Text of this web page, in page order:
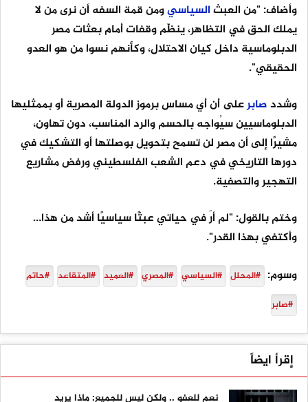
وأضاف: "من العبثالسياسيومن قمة السفه أن نرى من لا
يملك الحق في التظاهر، ينظّم وقفات أمام بعثات مصر
الدبلوماسية داخل كيان الاحتلال، وكأنهم نسوا من هو العدو
الحقيقي".
وشددصابرعلى أن أي مساس برموز الدولة المصرية أو بممثليها
الدبلوماسيين سيُواجه بالحسم والرد المناسب، دون تهاون،
مشيرًا إلى أن مصر لن تسمح بتحويل بوصلتها أو التشكيك في
دورها التاريخي في دعم الشعب الفلسطيني ورفض مشاريع
التهجير والتصفية.
وختم بالقول: "لم أرَ في حياتي عبثًا سياسيًا أشد من هذا…
وأكتفي بهذا القدر".
وسوم: #المحلل #السياسي #المصري #العميد #المتقاعد #حاتم
#صابر
إقرأ ايضاً
نعم للعفو .. ولكن ليس للجميع: ماذا يريد